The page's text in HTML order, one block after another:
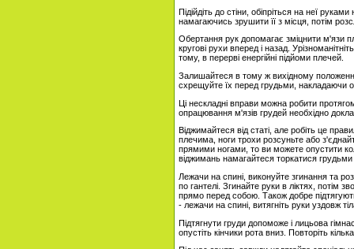
Підійдіть до стіни, обіпріться на неї
намагаючись зрушити її з місця, потім
Обертання рук допомагає зміцнити м'язи
кругові рухи вперед і назад.
тому, в перерві енергійні підйоми плечей.
Залишайтеся в тому ж вихідному
схрещуйте їх перед грудьми, накладаючи
Ці нескладні вправи можна робити
опрацювання м'язів грудей необхідно
Віджимайтеся від статі, але робіть це
плечима, ноги трохи розсуньте або
прямими ногами, то ви можете опустити
віджимань намагайтеся торкатися грудьми
Лежачи на спині, виконуйте згинання та
по гантелі. Згинайте руки в ліктях, потім
прямо перед собою. Також добре
- лежачи на спині, витягніть руки уздовж
Підтягнути груди допоможе і лицьова
опустіть кінчики рота вниз. Повторіть